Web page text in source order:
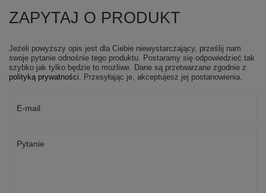
ZAPYTAJ O PRODUKT
Jeżeli powyższy opis jest dla Ciebie niewystarczający, prześlij nam
swoje pytanie odnośnie tego produktu. Postaramy się odpowiedzieć tak
szybko jak tylko będzie to możliwe. Dane są przetwarzane zgodnie z
polityką prywatności. Przesyłając je, akceptujesz jej postanowienia.
E-mail
Pytanie